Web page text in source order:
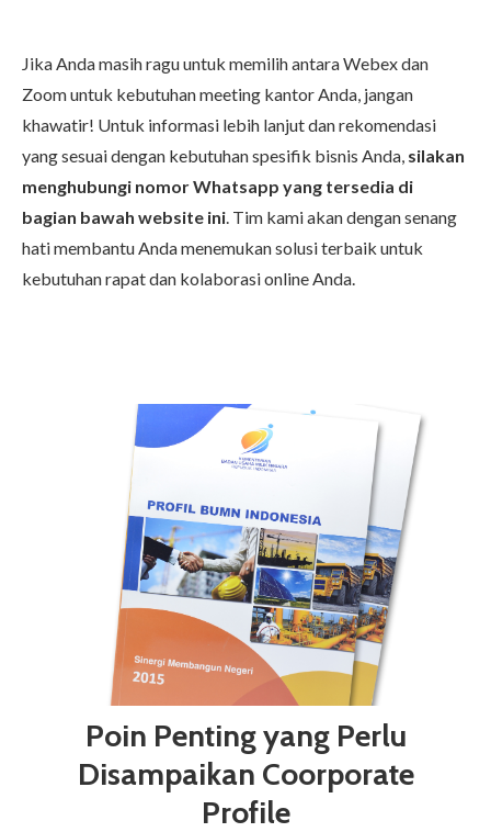
Jika Anda masih ragu untuk memilih antara Webex dan
Zoom untuk kebutuhan meeting kantor Anda, jangan
khawatir! Untuk informasi lebih lanjut dan rekomendasi
yang sesuai dengan kebutuhan spesifik bisnis Anda, silakan
menghubungi nomor Whatsapp yang tersedia di
bagian bawah website ini. Tim kami akan dengan senang
hati membantu Anda menemukan solusi terbaik untuk
kebutuhan rapat dan kolaborasi online Anda.
Poin Penting yang Perlu
Disampaikan Coorporate
Profile